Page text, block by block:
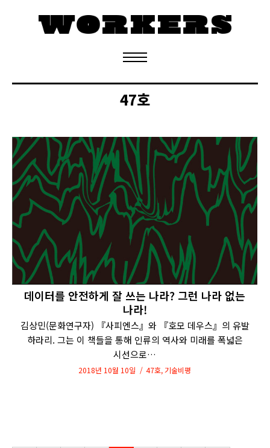
정기구독 신청
47호
데이터를 안전하게 잘 쓰는 나라? 그런 나라 없는
나라!
김상민(문화연구자) 『사피엔스』와 『호모 데우스』의 유발
하라리. 그는 이 책들을 통해 인류의 역사와 미래를 폭넓은
시선으로…
2018년 10월 10일 47호,기술비평